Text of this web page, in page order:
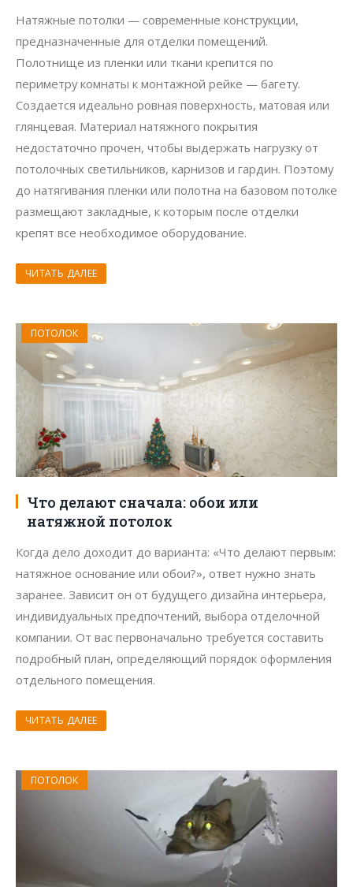
Натяжные потолки — современные конструкции,
предназначенные для отделки помещений.
Полотнище из пленки или ткани крепится по
периметру комнаты к монтажной рейке — багету.
Создается идеально ровная поверхность, матовая или
глянцевая. Материал натяжного покрытия
недостаточно прочен, чтобы выдержать нагрузку от
потолочных светильников, карнизов и гардин. Поэтому
до натягивания пленки или полотна на базовом потолке
размещают закладные, к которым после отделки
крепят все необходимое оборудование.
ЧИТАТЬ ДАЛЕЕ
ПОТОЛОК
Что делают сначала: обои или
натяжной потолок
Когда дело доходит до варианта: «Что делают первым:
натяжное основание или обои?», ответ нужно знать
заранее. Зависит он от будущего дизайна интерьера,
индивидуальных предпочтений, выбора отделочной
компании. От вас первоначально требуется составить
подробный план, определяющий порядок оформления
отдельного помещения.
ЧИТАТЬ ДАЛЕЕ
ПОТОЛОК